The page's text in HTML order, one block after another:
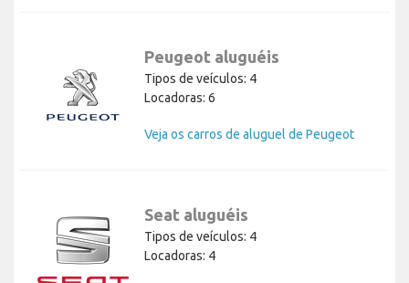
Peugeot aluguéis
Tipos de veículos: 4
Locadoras: 6
Veja os carros de aluguel de Peugeot
Seat aluguéis
Tipos de veículos: 4
Locadoras: 4